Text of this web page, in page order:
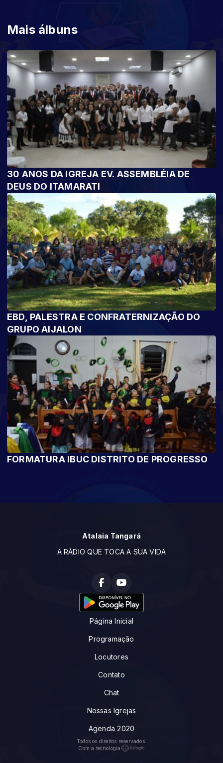
Mais álbuns
30 ANOS DA IGREJA EV. ASSEMBLÉIA DE
DEUS DO ITAMARATI
EBD, PALESTRA E CONFRATERNIZAÇÃO DO
GRUPO AIJALON
FORMATURA IBUC DISTRITO DE PROGRESSO
Atalaia Tangará
A RÁDIO QUE TOCA A SUA VIDA
Página Inicial
Programação
Locutores
Contato
Chat
Nossas Igrejas
Agenda 2020
Todos os direitos reservados.
Com a tecnologia